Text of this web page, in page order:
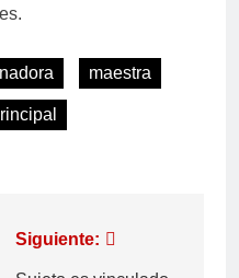
maestra
Siguiente: